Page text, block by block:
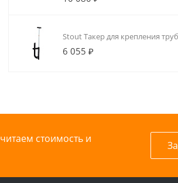
Stout Такер для крепления
6 055 ₽
стоимость и